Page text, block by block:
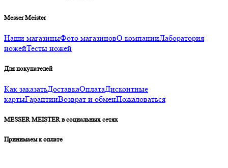
Messer Meister
Наши магазиныФото магазиновО компанииЛаборатория
ножейТесты ножей
Для покупателей
Как заказатьДоставкаОплатаДисконтные
картыГарантииВозврат и обменПожаловаться
MESSER MEISTER в социальных сетях
Принимаем к оплате